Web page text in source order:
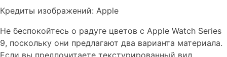
Кредиты изображений: Apple
Не беспокойтесь о радуге цветов с Apple Watch Series
9, поскольку они предлагают два варианта материала.